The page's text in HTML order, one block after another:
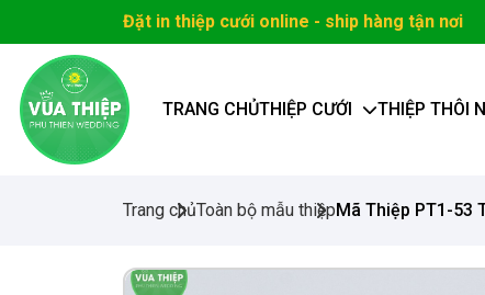
Đặt in thiệp cưới online - ship hàng tận nơi
TRANG CHỦTHIỆP CƯỚI THIỆP THÔI
Trang chủToàn bộ mẫu thiệpMã Thiệp PT1-53